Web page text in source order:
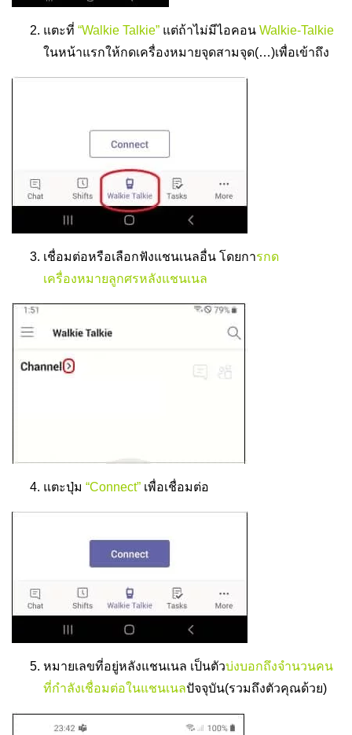
แตะที่ “Walkie Talkie” แต่ถ้าไม่มีไอคอน Walkie-Talkie
ในหน้าแรกให้กดเครื่องหมายจุดสามจุด(…)เพื่อเข้าถึง
เชื่อมต่อหรือเลือกฟังแชนเนลอื่น โดยการกด
เครื่องหมายลูกศรหลังแชนเนล
แตะปุ่ม “Connect” เพื่อเชื่อมต่อ
หมายเลขที่อยู่หลังแชนเนล เป็นตัวบ่งบอกถึงจำนวนคน
ที่กำลังเชื่อมต่อในแชนเนลปัจจุบัน(รวมถึงตัวคุณด้วย)